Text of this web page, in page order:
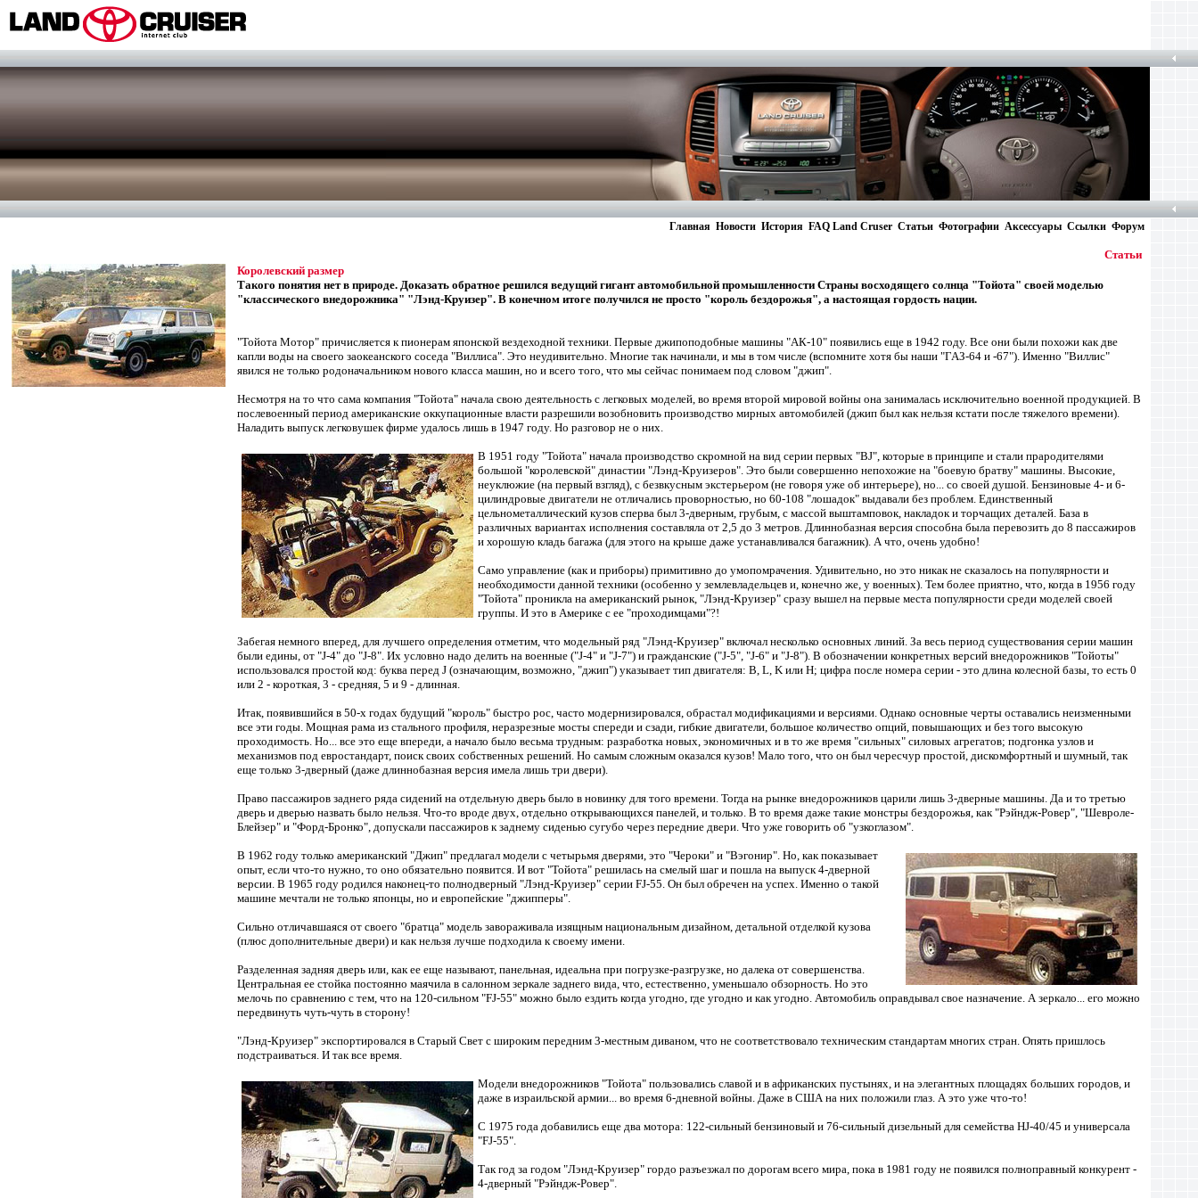
Главная Новости История FAQ Land Cruser Статьи Фотографии Аксессуары Ссылки Форум
Статьи
Королевский размер
Такого понятия нет в природе. Доказать обратное решился ведущий гигант автомобильной промышленности Страны восходящего солнца "Тойота" своей моделью
"классического внедорожника" "Лэнд-Круизер". В конечном итоге получился не просто "король бездорожья", а настоящая гордость нации.
"Тойота Мотор" причисляется к пионерам японской вездеходной техники. Первые джипоподобные машины "АК-10" появились еще в 1942 году. Все они были похожи как две
капли воды на своего заокеанского соседа "Виллиса". Это неудивительно. Многие так начинали, и мы в том числе (вспомните хотя бы наши "ГАЗ-64 и -67"). Именно "Виллис"
явился не только родоначальником нового класса машин, но и всего того, что мы сейчас понимаем под словом "джип".
Несмотря на то что сама компания "Тойота" начала свою деятельность с легковых моделей, во время второй мировой войны она занималась исключительно военной продукцией. В
послевоенный период американские оккупационные власти разрешили возобновить производство мирных автомобилей (джип был как нельзя кстати после тяжелого времени).
Наладить выпуск легковушек фирме удалось лишь в 1947 году. Но разговор не о них.
В 1951 году "Тойота" начала производство скромной на вид серии первых "BJ", которые в принципе и стали прародителями
большой "королевской" династии "Лэнд-Круизеров". Это были совершенно непохожие на "боевую братву" машины. Высокие,
неуклюжие (на первый взгляд), с безвкусным экстерьером (не говоря уже об интерьере), но... со своей душой. Бензиновые 4- и 6-
цилиндровые двигатели не отличались проворностью, но 60-108 "лошадок" выдавали без проблем. Единственный
цельнометаллический кузов сперва был 3-дверным, грубым, с массой выштамповок, накладок и торчащих деталей. База в
различных вариантах исполнения составляла от 2,5 до 3 метров. Длиннобазная версия способна была перевозить до 8 пассажиров
и хорошую кладь багажа (для этого на крыше даже устанавливался багажник). А что, очень удобно!
Само управление (как и приборы) примитивно до умопомрачения. Удивительно, но это никак не сказалось на популярности и
необходимости данной техники (особенно у землевладельцев и, конечно же, у военных). Тем более приятно, что, когда в 1956 году
"Тойота" проникла на американский рынок, "Лэнд-Круизер" сразу вышел на первые места популярности среди моделей своей
группы. И это в Америке с ее "проходимцами"?!
Забегая немного вперед, для лучшего определения отметим, что модельный ряд "Лэнд-Круизер" включал несколько основных линий. За весь период существования серии машин
были едины, от "J-4" до "J-8". Их условно надо делить на военные ("J-4" и "J-7") и гражданские ("J-5", "J-6" и "J-8"). В обозначении конкретных версий внедорожников "Тойоты"
использовался простой код: буква перед J (означающим, возможно, "джип") указывает тип двигателя: B, L, K или Н; цифра после номера серии - это длина колесной базы, то есть 0
или 2 - короткая, 3 - средняя, 5 и 9 - длинная.
Итак, появившийся в 50-х годах будущий "король" быстро рос, часто модернизировался, обрастал модификациями и версиями. Однако основные черты оставались неизменными
все эти годы. Мощная рама из стального профиля, неразрезные мосты спереди и сзади, гибкие двигатели, большое количество опций, повышающих и без того высокую
проходимость. Но... все это еще впереди, а начало было весьма трудным: разработка новых, экономичных и в то же время "сильных" силовых агрегатов; подгонка узлов и
механизмов под евростандарт, поиск своих собственных решений. Но самым сложным оказался кузов! Мало того, что он был чересчур простой, дискомфортный и шумный, так
еще только 3-дверный (даже длиннобазная версия имела лишь три двери).
Право пассажиров заднего ряда сидений на отдельную дверь было в новинку для того времени. Тогда на рынке внедорожников царили лишь 3-дверные машины. Да и то третью
дверь и дверью назвать было нельзя. Что-то вроде двух, отдельно открывающихся панелей, и только. В то время даже такие монстры бездорожья, как "Рэйндж-Ровер", "Шевроле-
Блейзер" и "Форд-Бронко", допускали пассажиров к заднему сиденью сугубо через передние двери. Что уже говорить об "узкоглазом".
В 1962 году только американский "Джип" предлагал модели с четырьмя дверями, это "Чероки" и "Вэгонир". Но, как показывает
опыт, если что-то нужно, то оно обязательно появится. И вот "Тойота" решилась на смелый шаг и пошла на выпуск 4-дверной
версии. В 1965 году родился наконец-то полнодверный "Лэнд-Круизер" серии FJ-55. Он был обречен на успех. Именно о такой
машине мечтали не только японцы, но и европейские "джипперы".
Сильно отличавшаяся от своего "братца" модель завораживала изящным национальным дизайном, детальной отделкой кузова
(плюс дополнительные двери) и как нельзя лучше подходила к своему имени.
Разделенная задняя дверь или, как ее еще называют, панельная, идеальна при погрузке-разгрузке, но далека от совершенства.
Центральная ее стойка постоянно маячила в салонном зеркале заднего вида, что, естественно, уменьшало обзорность. Но это
мелочь по сравнению с тем, что на 120-сильном "FJ-55" можно было ездить когда угодно, где угодно и как угодно. Автомобиль оправдывал свое назначение. А зеркало... его можно
передвинуть чуть-чуть в сторону!
"Лэнд-Круизер" экспортировался в Старый Свет с широким передним 3-местным диваном, что не соответствовало техническим стандартам многих стран. Опять пришлось
подстраиваться. И так все время.
Модели внедорожников "Тойота" пользовались славой и в африканских пустынях, и на элегантных площадях больших городов, и
даже в израильской армии... во время 6-дневной войны. Даже в США на них положили глаз. А это уже что-то!
С 1975 года добавились еще два мотора: 122-сильный бензиновый и 76-сильный дизельный для семейства HJ-40/45 и универсала
"FJ-55".
Так год за годом "Лэнд-Круизер" гордо разъезжал по дорогам всего мира, пока в 1981 году не появился полноправный конкурент -
4-дверный "Рэйндж-Ровер".